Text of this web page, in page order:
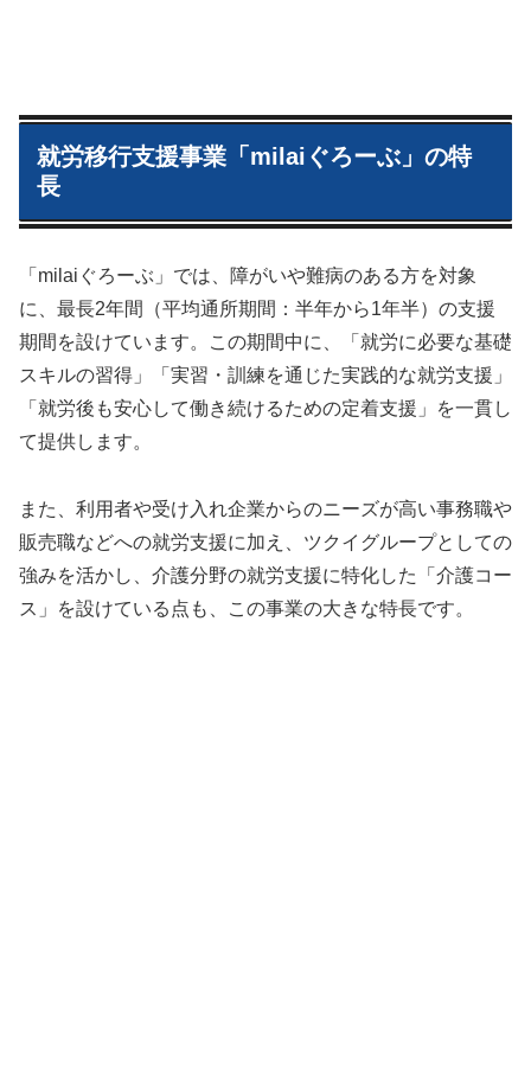
就労移行支援事業「milaiぐろーぶ」の特
長
「milaiぐろーぶ」では、障がいや難病のある方を対象
に、最長2年間（平均通所期間：半年から1年半）の支援
期間を設けています。この期間中に、「就労に必要な基礎
スキルの習得」「実習・訓練を通じた実践的な就労支援」
「就労後も安心して働き続けるための定着支援」を一貫し
て提供します。
また、利用者や受け入れ企業からのニーズが高い事務職や
販売職などへの就労支援に加え、ツクイグループとしての
強みを活かし、介護分野の就労支援に特化した「介護コー
ス」を設けている点も、この事業の大きな特長です。